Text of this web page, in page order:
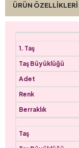
ÜRÜN ÖZELLIKLERI